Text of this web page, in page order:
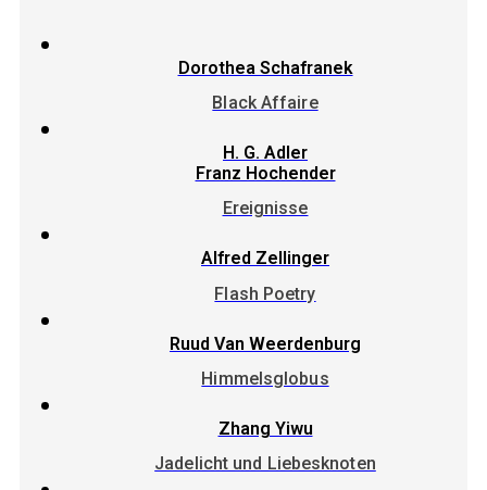
Dorothea Schafranek
Black Affaire
H. G. Adler
Franz Hochender
Ereignisse
Alfred Zellinger
Flash Poetry
Ruud Van Weerdenburg
Himmelsglobus
Zhang Yiwu
Jadelicht und Liebesknoten